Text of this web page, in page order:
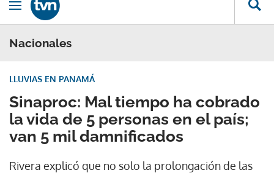
Obrir navegació
Nacionales
Sinaproc: Mal tiempo ha cobrado
la vida de 5 personas en el país;
van 5 mil damnificados
LLUVIAS EN PANAMÁ
Rivera explicó que no solo la prolongación de las